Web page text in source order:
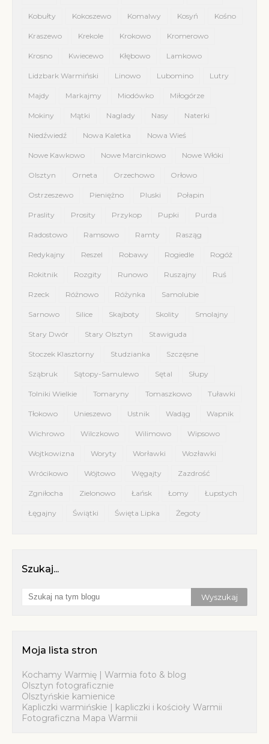
Kobułty Kokoszewo Komalwy Kosyń Kośno
Kraszewo Krekole Krokowo Kromerowo
Krosno Kwiecewo Kłębowo Lamkowo
Lidzbark Warmiński Linowo Lubomino Lutry
Majdy Markajmy Miodówko Miłogórze
Mokiny Mątki Naglady Nasy Naterki
Niedźwiedź Nowa Kaletka Nowa Wieś
Nowe Kawkowo Nowe Marcinkowo Nowe Włóki
Olsztyn Orneta Orzechowo Orłowo
Ostrzeszewo Pieniężno Pluski Połapin
Praslity Prosity Przykop Pupki Purda
Radostowo Ramsowo Ramty Rasząg
Redykajny Reszel Robawy Rogiedle Rogóż
Rokitnik Rozgity Runowo Ruszajny Ruś
Rzeck Różnowo Różynka Samolubie
Sarnowo Silice Skajboty Skolity Smolajny
Stary Dwór Stary Olsztyn Stawiguda
Stoczek Klasztorny Studzianka Szczęsne
Sząbruk Sątopy-Samulewo Sętal Słupy
Tolniki Wielkie Tomaryny Tomaszkowo Tuławki
Tłokowo Unieszewo Ustnik Wadąg Wapnik
Wichrowo Wilczkowo Wilimowo Wipsowo
Wojtkowizna Woryty Worławki Wozławki
Wrócikowo Wójtowo Węgajty Zazdrość
Zgniłocha Zielonowo Łańsk Łomy Łupstych
Łęgajny Świątki Święta Lipka Żegoty
Szukaj...
Moja lista stron
Kochamy Warmię | Warmia foto & blog
Olsztyn fotograficznie
Olsztyńskie kamienice
Kapliczki warmińskie | kapliczki i kościoły Warmii
Fotograficzna Mapa Warmii